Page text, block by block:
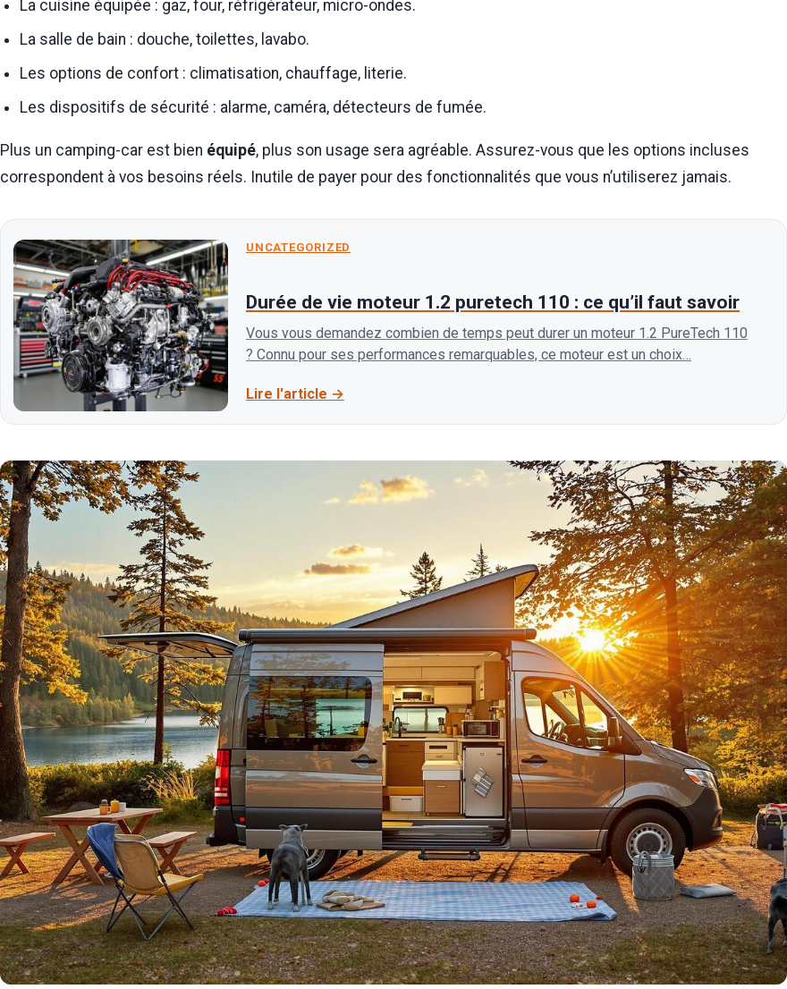
La cuisine équipée : gaz, four, réfrigérateur, micro-ondes.
La salle de bain : douche, toilettes, lavabo.
Les options de confort : climatisation, chauffage, literie.
Les dispositifs de sécurité : alarme, caméra, détecteurs de fumée.
Plus un camping-car est bien équipé, plus son usage sera agréable. Assurez-vous que les options incluses
correspondent à vos besoins réels. Inutile de payer pour des fonctionnalités que vous n’utiliserez jamais.
UNCATEGORIZED
Durée de vie moteur 1.2 puretech 110 : ce qu’il faut savoir
Vous vous demandez combien de temps peut durer un moteur 1.2 PureTech 110
? Connu pour ses performances remarquables, ce moteur est un choix…
Lire l'article